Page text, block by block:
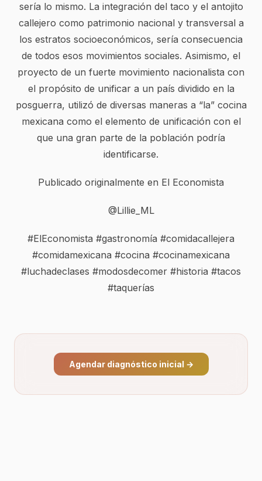
sería lo mismo. La integración del taco y el antojito
callejero como patrimonio nacional y transversal a
los estratos socioeconómicos, sería consecuencia
de todos esos movimientos sociales. Asimismo, el
proyecto de un fuerte movimiento nacionalista con
el propósito de unificar a un país dividido en la
posguerra, utilizó de diversas maneras a “la” cocina
mexicana como el elemento de unificación con el
que una gran parte de la población podría
identificarse.
Publicado originalmente en El Economista
@Lillie_ML
#ElEconomista #gastronomía #comidacallejera
#comidamexicana #cocina #cocinamexicana
#luchadeclases #modosdecomer #historia #tacos
#taquerías
Agendar diagnóstico inicial →